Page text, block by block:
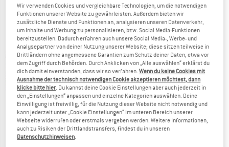
4,7(20) 5,0(1)
bis 30%
Wir verwenden Cookies und vergleichbare Technologien, um die notwendigen
Funktionen unserer Website zu gewährleisten. Außerdem bieten wir
zusätzliche Dienste und Funktionen an, analysieren unseren Datenverkehr,
um Inhalte und Werbung zu personalisieren, bzw. Social Media-Funktionen
bereitzustellen. Dadurch erfahren auch unsere Social Media-, Werbe- und
Analysepartner von deiner Nutzung unserer Website; diese sitzen teilweise in
Drittländern ohne angemessene Garantien zum Schutz deiner Daten, etwa vor
dem Zugriff durch Behörden. Durch Anklicken von „Alle auswählen“ erklärst du
dich damit einverstanden, dass wir so verfahren.Wenn du keine Cookies mit
Ausnahme der technisch notwendigen Cookie akzeptieren möchtest, dann
klicke bitte hier . Du kannst deine Cookie Einstellungen aber auch jederzeit in
den „Einstellungen“ anpassen und einzelne Kategorien auswählen. Deine
Einwilligung ist freiwillig, für die Nutzung dieser Website nicht notwendig und
kann jederzeit unter „Cookie Einstellungen“ im unteren Bereich unserer
Webseite widerrufen oder erstmals vergeben werden. Weitere Informationen,
auch zu Risiken der Drittlandstransfers, findest du in unseren
Datenschutzhinweisen